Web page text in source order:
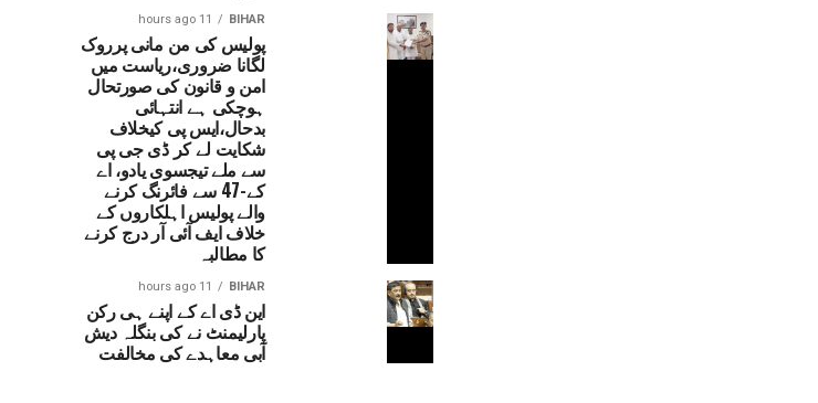
BIHAR
11 hours ago
پولیس کی من مانی پرروک
لگانا ضروری،ریاست میں
امن و قانون کی صورتحال
ہوچکی ہے انتہائی
بدحال،ایس پی کیخلاف
شکایت لے کر ڈی جی پی
سے ملے تیجسوی یادو، اے
کے-47 سے فائرنگ کرنے
والے پولیس اہلکاروں کے
خلاف ایف آئی آر درج کرنے
کا مطالبہ
BIHAR
11 hours ago
این ڈی اے کے اپنے ہی رکن
پارلیمنٹ نے کی بنگلہ دیش
آبی معاہدے کی مخالفت